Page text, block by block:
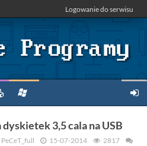
Logowanie do serwisu
dyskietek 3,5 cala na USB
PeCeT_full 15-07-2014
2817